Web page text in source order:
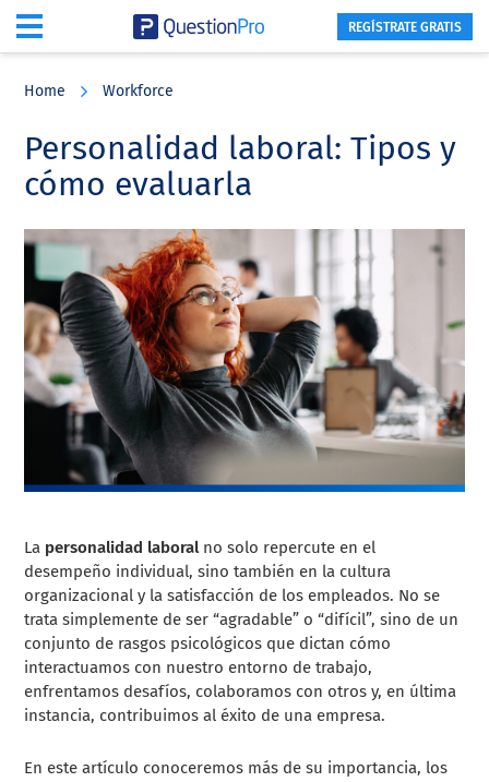
content
sidebar
REGÍSTRATE GRATIS
Home Workforce
Personalidad laboral: Tipos y
cómo evaluarla
La personalidad laboralno solo repercute en el
desempeño individual, sino también en la cultura
organizacional y la satisfacción de los empleados. No se
trata simplemente de ser “agradable” o “difícil”, sino de un
conjunto de rasgos psicológicos que dictan cómo
interactuamos con nuestro entorno de trabajo,
enfrentamos desafíos, colaboramos con otros y, en última
instancia, contribuimos al éxito de una empresa.
En este artículo conoceremos más de su importancia, los